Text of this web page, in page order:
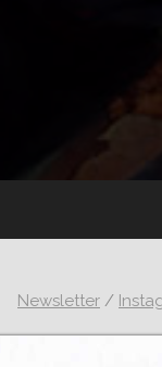
Newsletter /